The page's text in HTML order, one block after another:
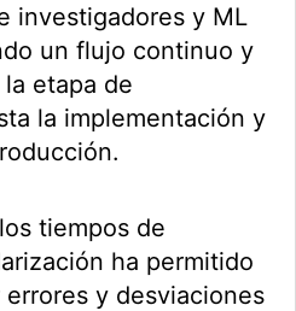
investigadores y ML
un flujo continuo y
etapa de
la implementación y
tiempos de
ha permitido
y desviaciones